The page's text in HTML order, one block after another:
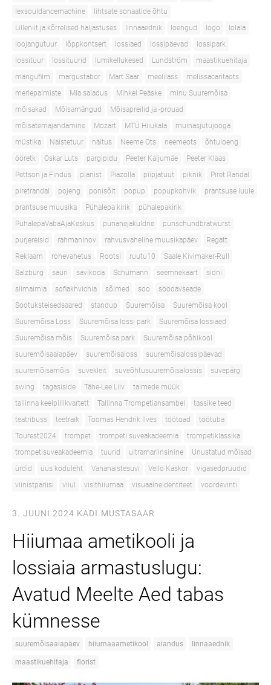
lexsouldancemachine
lihtsate sonaatide õhtu
Lilleniit ja kõrrelised haljastuses
linnaaednik loengud logo
lolala
loojangutuur
lõppkontsert lossiaed lossipäevad
lossipark
lossituur
lossituurid lumikellukesed Lundström
maastikuehitaja
mängufilm
margustabor Mart Saar meelilass
melissacaritaots
merlepalmiste
Mia saladus Mihkel Peäske
minu Suuremõisa
mõisakad
Mõisamängud
Mõisapreilid ja -prouad
mõisatemajandamine
Mozart MTÜ Hiiukala
muinasjutujooga
müstika
Naistetuur näitus Neeme Ots neemeots
õhtuloeng
ööretk
Oskar Luts pargipidu Peeter Kaljumäe
Peeter Klaas
Pettson ja Findus
pianist Piazolla piipjatuut piknik
Piret Randal
piretrandal
pojeng ponisõit popup popupkohvik
prantsuse luule
prantsuse muusika
Pühalepa kirik
pühalepakirik
PühalepaVabaAjaKeskus
punanejakuldne
punschundbratwurst
purjereisid
rahmaninov rahvusvaheline muusikapäev
Regatt
Reklaam
rohevahetus Rootsi ruutu10
Saale Kivimaker-Rull
Salzburg
saun savikoda Schumann seemnekaart
sidni
siimaimla
sofiakhvichia sõlmed soo
söödavseade
Sootuksteisedsaared
standup Suuremõisa
Suuremõisa kool
Suuremõisa Loss
Suuremõisa lossi park
Suuremõisa lossiaed
Suuremõisa mõis
Suuremõisa park
Suuremõisa põhikool
suuremõisaaiapäev
suuremõisaloss
suuremõisalossipäevad
suuremõisamõis
suvekleit suveõhtusuuremõisalossis
suvepärg
swing
tagasiside Tähe-Lee Liiv
taimede müük
tallinna keelpillikvartett
Tallinna Trompetiansambel
tassike teed
teatribuss
teetraik Toomas Hendrik Ilves töötoad
töötuba
Tourest2024
trompet trompeti suveakadeemia
trompetiklassika
trompetisuveakadeemia
tuurid ultramariinsinine
Unustatud mõisad
ürdid
uus koduleht Vananaistesuvi Vello Kaskor
vigasedpruudid
viinistpariisi
viiul visithiiumaa visuaalneidentiteet voordevinti
3. JUUNI 2024 KADI.MUSTASAAR
Hiiumaa ametikooli ja
lossiaia armastuslugu:
Avatud Meelte Aed tabas
kümnesse
suuremõisaaiapäev hiiumaaametikool aiandus linnaaednik
maastikuehitaja florist